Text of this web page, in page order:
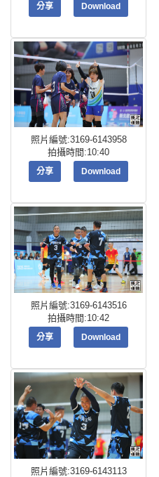
分享 Download
照片編號:3169-6143958
拍攝時間:10:40
分享 Download
照片編號:3169-6143516
拍攝時間:10:42
分享 Download
照片編號:3169-6143113